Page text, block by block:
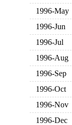
1996-May
1996-Jun
1996-Jul
1996-Aug
1996-Sep
1996-Oct
1996-Nov
1996-Dec